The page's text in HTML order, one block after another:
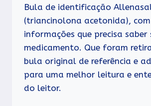
Bula de identificação
(triancinolona acetonida),
informações que precisa saber
medicamento. Que foram
bula original de referência e
para uma melhor leitura e
do leitor.